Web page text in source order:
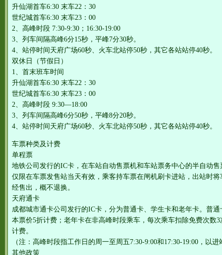
升仙湖首车6:30 末车22：30
世纪城首车6:30 末车23：00
2、高峰时段 7:30-9:30；16:30-19:00
3、列车间隔高峰6分15秒，平峰7分30秒。
4、站停时间天府广场60秒、火车北站停50秒，其它各站站停40秒。
双休日（节假日）
1、首末班车时间
升仙湖首车6:30 末车22：30
世纪城首车6:30 末车23：00
2、高峰时段 9:30—18:00
3、列车间隔高峰6分50秒，平峰8分20秒。
4、站停时间天府广场60秒、火车北站停50秒，其它各站站停40秒。
车票种类及计费
单程票
地铁公司发行的IC卡，在车站自动售票机和车站票务中心的半自动
仅限在车票发售站当天有效，乘客持车票在闸机刷卡进站，出站时
经售出，概不退换。
天府通卡
成都城市通卡公司发行的IC卡，分为普通卡、学生卡和老年卡。普
本票价5折计费；老年卡在非高峰时段乘车，每次乘车扣除免费次数
计费。
（注：高峰时段指工作日的周一至周五7:30-9:00和17:30-19:00，以
其他政策